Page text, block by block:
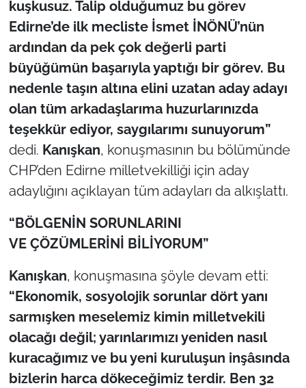
kuşkusuz. Talip olduğumuz bu görev
Edirne’de ilk mecliste İsmet İNÖNÜ’nün
ardından da pek çok değerli parti
büyüğümün başarıyla yaptığı bir görev. Bu
nedenle taşın altına elini uzatan aday adayı
olan tüm arkadaşlarıma huzurlarınızda
teşekkür ediyor, saygılarımı sunuyorum”
dedi. Kanışkan, konuşmasının bu bölümünde
CHP’den Edirne milletvekilliği için aday
adaylığını açıklayan tüm adayları da alkışlattı.
“BÖLGENİN SORUNLARINI
VE ÇÖZÜMLERİNİ BİLİYORUM”
Kanışkan, konuşmasına şöyle devam etti:
“Ekonomik, sosyolojik sorunlar dört yanı
sarmışken meselemiz kimin milletvekili
olacağı değil; yarınlarımızı yeniden nasıl
kuracağımız ve bu yeni kuruluşun inşâsında
bizlerin harca dökeceğimiz terdir. Ben 32